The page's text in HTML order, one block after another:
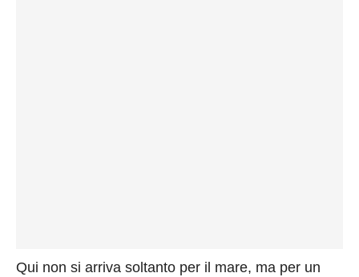
Qui non si arriva soltanto per il mare, ma per un